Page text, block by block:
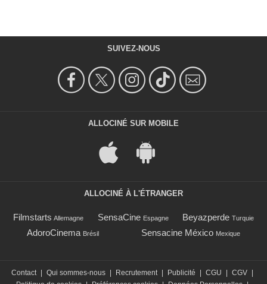
SUIVEZ-NOUS
ALLOCINÉ SUR MOBILE
ALLOCINÉ À L'ÉTRANGER
Filmstarts Allemagne SensaCine Espagne Beyazperde Turquie
AdoroCinema Brésil Sensacine México Mexique
Contact Qui sommes-nous Recrutement Publicité CGU CGV